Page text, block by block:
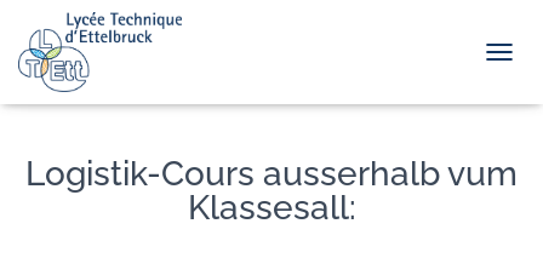
Logistik-Cours ausserhalb vum
Klassesall: